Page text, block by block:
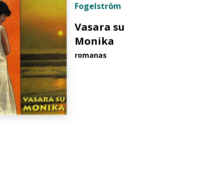
Fogelström
Vasara su
Monika
romanas